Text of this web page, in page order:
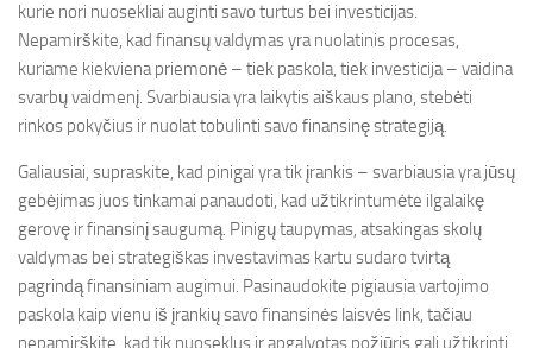
kurie nori nuosekliai auginti savo turtus bei investicijas.
Nepamirškite, kad finansų valdymas yra nuolatinis procesas,
kuriame kiekviena priemonė – tiek paskola, tiek investicija – vaidina
svarbų vaidmenį. Svarbiausia yra laikytis aiškaus plano, stebėti
rinkos pokyčius ir nuolat tobulinti savo finansinę strategiją.
Galiausiai, supraskite, kad pinigai yra tik įrankis – svarbiausia yra jūsų
gebėjimas juos tinkamai panaudoti, kad užtikrintumėte ilgalaikę
gerovę ir finansinį saugumą. Pinigų taupymas, atsakingas skolų
valdymas bei strategiškas investavimas kartu sudaro tvirtą
pagrindą finansiniam augimui. Pasinaudokite pigiausia vartojimo
paskola kaip vienu iš įrankių savo finansinės laisvės link, tačiau
nepamirškite, kad tik nuoseklus ir apgalvotas požiūris gali užtikrinti